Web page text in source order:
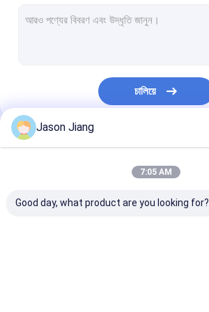
বিস্ফোরণ প্রমাণ জংশন বক্স
বিস্ফোরণ প্রমাণ সুইচ
চালিয়ে
আমাদের বিভাগসমূহ
Jason Jiang
7:05 AM
Good day, what product are you looking for?